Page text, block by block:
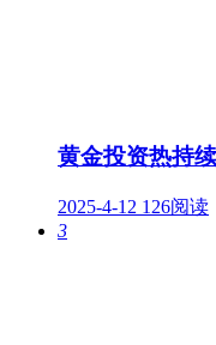
黄金投资热持
2025-4-12 126阅读
3